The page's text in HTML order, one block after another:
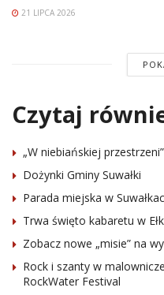
21 LIPCA 2026
Czytaj
„W niebiańskiej przestrzeni”
Dożynki Gminy Suwałki
Parada miejska w
Trwa święto kabaretu w
Zobacz nowe „misie” na
Rock i szanty w
RockWater Festival